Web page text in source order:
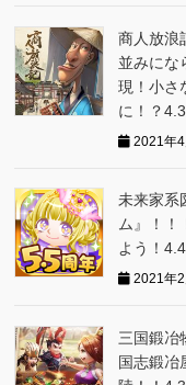
商人放浪
並みにな
現！小さ
に！？
2021年4
未来家系
ム』！
よう！
2021年2
三国鍛冶
国志鍛冶